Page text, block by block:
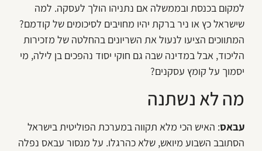
למקום בכנסת ובממשלה אם נתניהו הולך לעסקה. למה
שישראל כץ או ניר ברקת יהיו מחויבים לסיכומים של קודמם?
המתווכים הציעו לנעול את השריונים בהחלטה של מזכירות
הליכוד, אבל במדינה שבה גם חוקי יסוד נהפכים בן לילה, מי
יסמוך על קומץ עסקנים?
מה לא נשתנה
עבאס: האיש הכי מלא תקווה במערכת הפוליטית בישראל
הסתובב השבוע מיואש, שלא כהרגלו. על מנסור עבאס נפלה